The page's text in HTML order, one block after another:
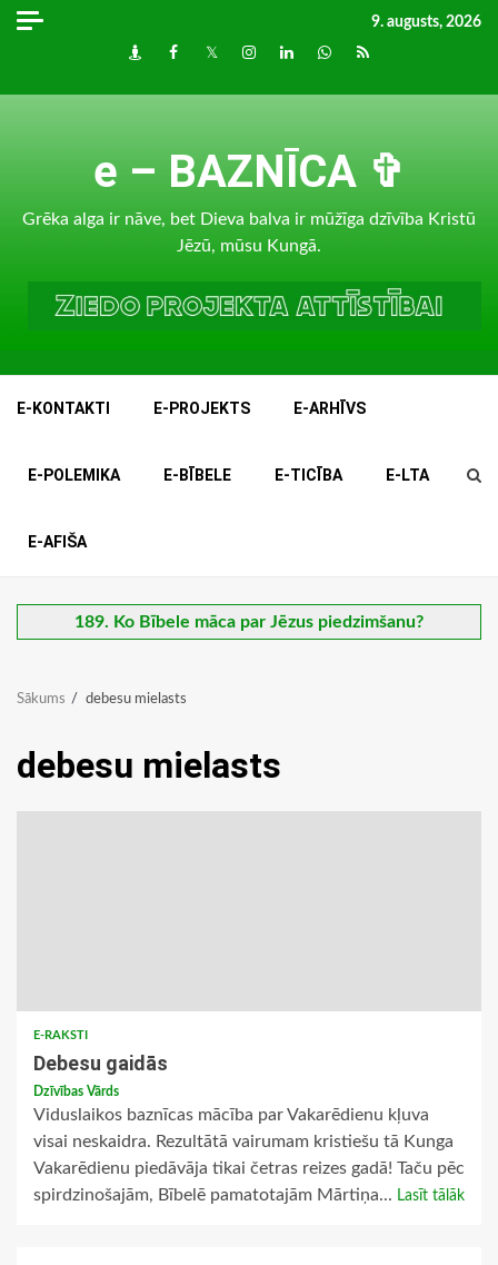
Skip
9. augusts, 2026
DraugiemFacebook
TwitterInstagram
LinkedInwhatsapp
RSS
e – BAZNĪCA ✞
Grēka alga ir nāve, bet Dieva balva ir mūžīga dzīvība Kristū
Jēzū, mūsu Kungā.
E-KONTAKTI E-PROJEKTS E-ARHĪVS
E-POLEMIKA E-BĪBELE E-TICĪBA E-LTA
E-AFIŠA
189. Ko Bībele māca par Jēzus piedzimšanu?
Sākums debesu mielasts
debesu mielasts
E-RAKSTI
Debesu gaidās
Dzīvības Vārds
Viduslaikos baznīcas mācība par Vakarēdienu kļuva
visai neskaidra. Rezultātā vairumam kristiešu tā Kunga
Vakarēdienu piedāvāja tikai četras reizes gadā! Taču pēc
spirdzinošajām, Bībelē pamatotajām Mārtiņa... Lasīt tālāk